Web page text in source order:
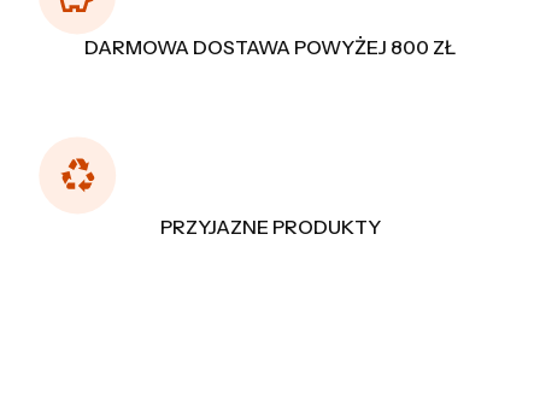
DARMOWA DOSTAWA POWYŻEJ 800 ZŁ
PRZYJAZNE PRODUKTY